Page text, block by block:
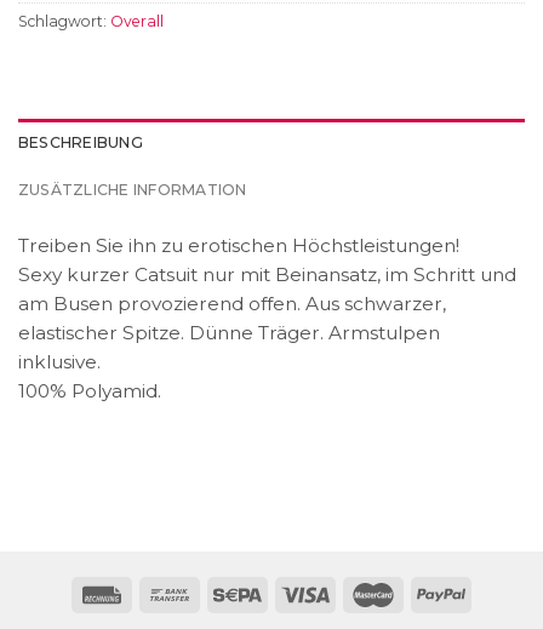
Schlagwort: Overall
BESCHREIBUNG
ZUSÄTZLICHE INFORMATION
Treiben Sie ihn zu erotischen Höchstleistungen!
Sexy kurzer Catsuit nur mit Beinansatz, im Schritt und
am Busen provozierend offen. Aus schwarzer,
elastischer Spitze. Dünne Träger. Armstulpen
inklusive.
100% Polyamid.